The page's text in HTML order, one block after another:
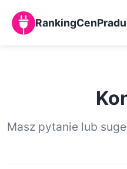
O nas
Masz pytanie lub